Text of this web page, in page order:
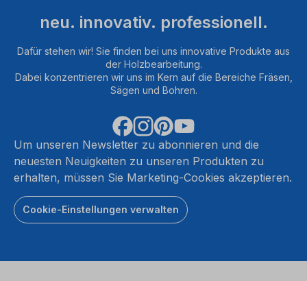
neu. innovativ. professionell.
Dafür stehen wir! Sie finden bei uns innovative Produkte aus
der Holzbearbeitung.
Dabei konzentrieren wir uns im Kern auf die Bereiche Fräsen,
Sägen und Bohren.
Um unseren Newsletter zu abonnieren und die
neuesten Neuigkeiten zu unseren Produkten zu
erhalten, müssen Sie Marketing-Cookies akzeptieren.
Cookie-Einstellungen verwalten